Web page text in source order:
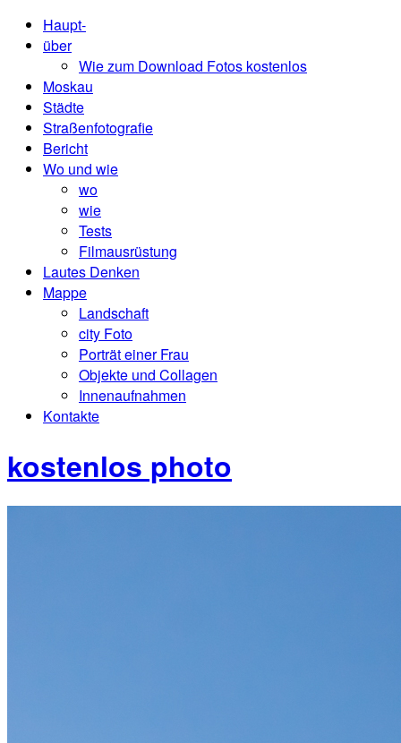
Haupt-
über
Wie zum Download Fotos kostenlos
Moskau
Städte
Straßenfotografie
Bericht
Wo und wie
wo
wie
Tests
Filmausrüstung
Lautes Denken
Mappe
Landschaft
city ​​Foto
Porträt einer Frau
Objekte und Collagen
Innenaufnahmen
Kontakte
kostenlos photo